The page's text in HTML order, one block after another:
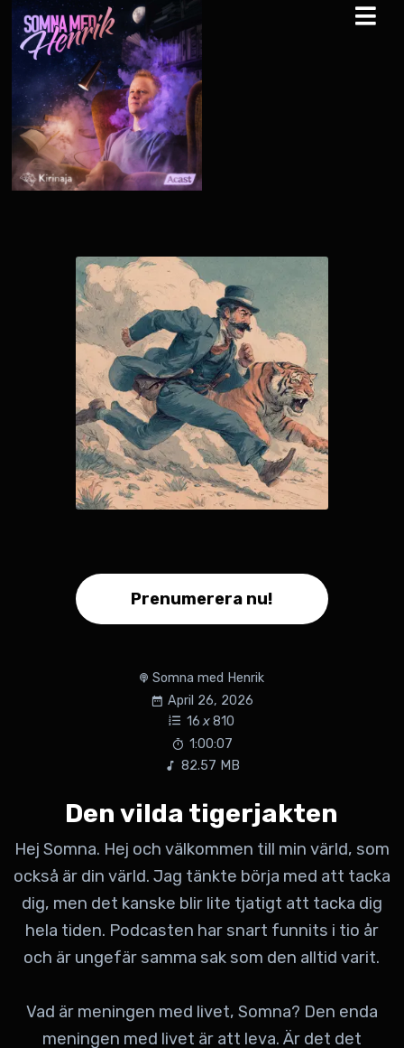
Prenumerera nu!
Somna med Henrik
April 26, 2026
16 x 810
1:00:07
82.57 MB
Den vilda tigerjakten
Hej Somna. Hej och välkommen till min värld, som
också är din värld. Jag tänkte börja med att tacka
dig, men det kanske blir lite tjatigt att tacka dig
hela tiden. Podcasten har snart funnits i tio år
och är ungefär samma sak som den alltid varit.
Vad är meningen med livet, Somna? Den enda
meningen med livet är att leva. Är det det